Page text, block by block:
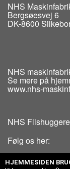
NHS
Bergsøesvej 6
DK-8600
NHS
Se mere på
www.nhs-
NHS
Følg os her:
HJEMMESIDEN